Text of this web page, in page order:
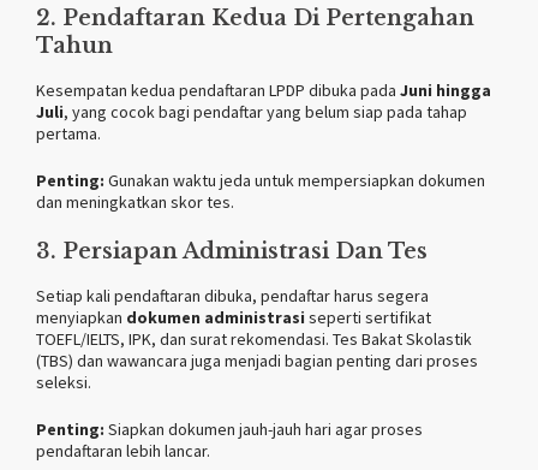
2. Pendaftaran Kedua Di Pertengahan
Tahun
Kesempatan kedua pendaftaran LPDP dibuka pada Juni hingga
Juli, yang cocok bagi pendaftar yang belum siap pada tahap
pertama.
Penting: Gunakan waktu jeda untuk mempersiapkan dokumen
dan meningkatkan skor tes.
3. Persiapan Administrasi Dan Tes
Setiap kali pendaftaran dibuka, pendaftar harus segera
menyiapkan dokumen administrasi seperti sertifikat
TOEFL/IELTS, IPK, dan surat rekomendasi. Tes Bakat Skolastik
(TBS) dan wawancara juga menjadi bagian penting dari proses
seleksi.
Penting: Siapkan dokumen jauh-jauh hari agar proses
pendaftaran lebih lancar.